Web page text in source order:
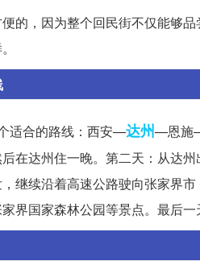
的，因为整个回民街不仅能够
适合的路线：西安—达州—恩施
在达州住一晚。第二天：从达
继续沿着高速公路驶向张家界
界国家森林公园等景点。最后